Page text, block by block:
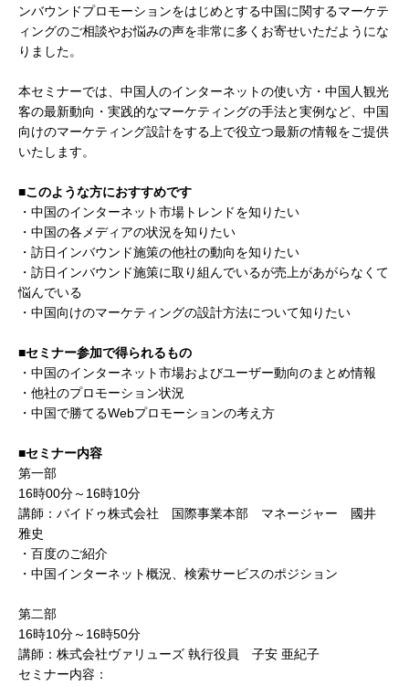
ンバウンドプロモーションをはじめとする中国に関するマーケテ
ィングのご相談やお悩みの声を非常に多くお寄せいただようにな
りました。
本セミナーでは、中国人のインターネットの使い方・中国人観光
客の最新動向・実践的なマーケティングの手法と実例など、中国
向けのマーケティング設計をする上で役立つ最新の情報をご提供
いたします。
■このような方におすすめです
・中国のインターネット市場トレンドを知りたい
・中国の各メディアの状況を知りたい
・訪日インバウンド施策の他社の動向を知りたい
・訪日インバウンド施策に取り組んでいるが売上があがらなくて
悩んでいる
・中国向けのマーケティングの設計方法について知りたい
■セミナー参加で得られるもの
・中国のインターネット市場およびユーザー動向のまとめ情報
・他社のプロモーション状況
・中国で勝てるWebプロモーションの考え方
■セミナー内容
第一部
16時00分～16時10分
講師：バイドゥ株式会社 国際事業本部 マネージャー 國井
雅史
・百度のご紹介
・中国インターネット概況、検索サービスのポジション
第二部
16時10分～16時50分
講師：株式会社ヴァリューズ 執行役員 子安 亜紀子
セミナー内容：